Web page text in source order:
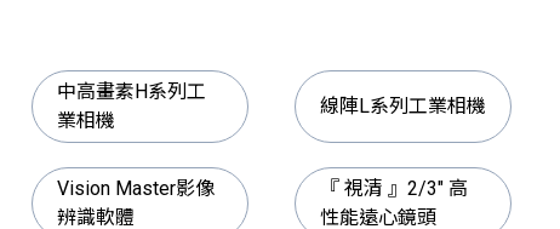
中高畫素H系列工
業相機
線陣L系列工業相機
Vision Master影像
辨識軟體
『 視清 』2/3" 高
性能遠心鏡頭